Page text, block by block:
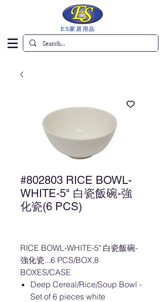
ES家居用品
#802803 RICE BOWL-
WHITE-5" 白瓷飯碗-強
化瓷(6 PCS)
RICE BOWL-WHITE-5" 白瓷飯碗-
強化瓷...6 PCS/BOX,8
BOXES/CASE
Deep Cereal/Rice/Soup Bowl -
Set of 6 pieces white